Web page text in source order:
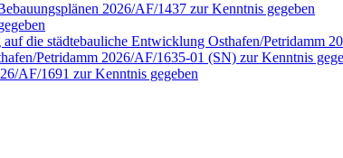
2026/AF/1437 zur Kenntnis gegeben
die städtebauliche Entwicklung Osthafen/Petridamm
Petridamm 2026/AF/1635-01 (SN) zur Kenntnis
AF/1691 zur Kenntnis gegeben